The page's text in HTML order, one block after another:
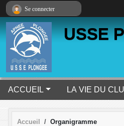
USSE
ACCUEIL LA VIE DU
Accueil Organigramme
Se connecter
Panneau de gestion des cookies